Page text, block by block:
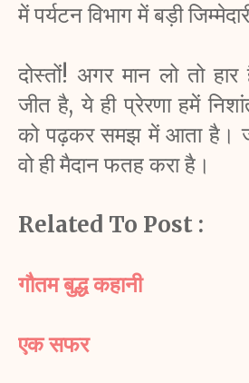
में पर्यटन विभाग में बड़ी
दोस्तों! अगर मान लो तो
जीत है, ये ही प्रेरणा हमें
को पढ़कर समझ में आता है।
वो ही मैदान फतह करा है।
Related To Post :
गौतम बुद्ध कहानी
एक सफर